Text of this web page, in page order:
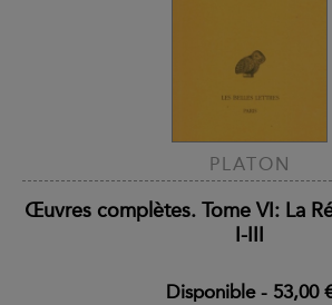
PLATON
Œuvres complètes. Tome VI: La
I-III
Disponible- 53,00